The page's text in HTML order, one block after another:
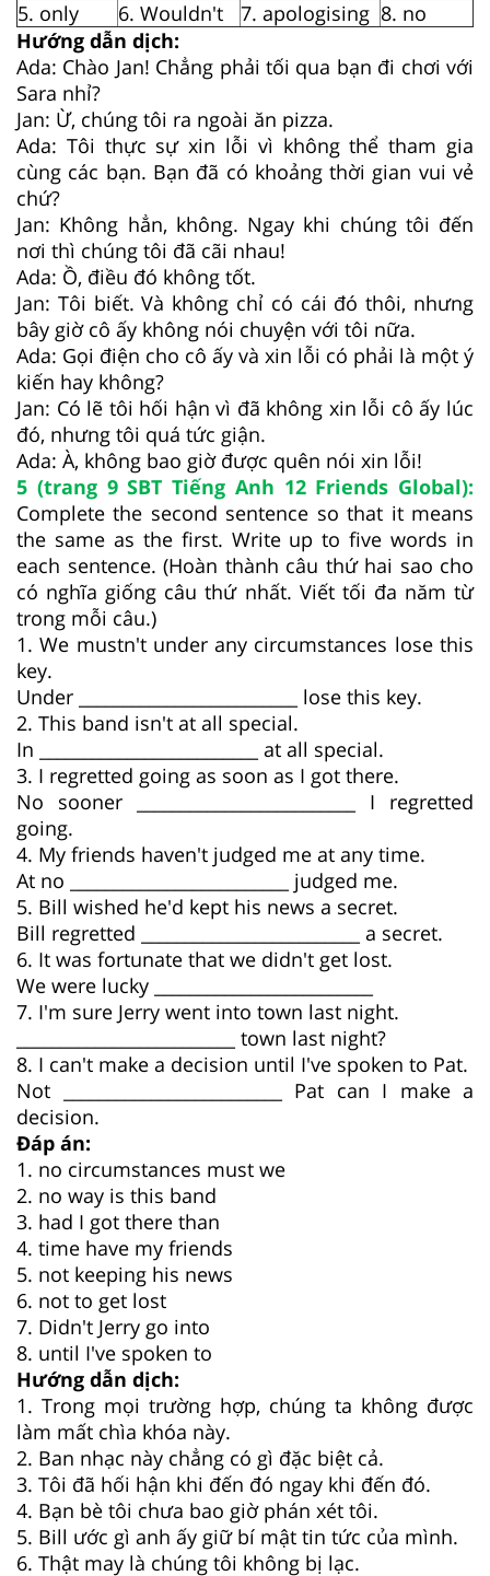
5. only
6. Wouldn't 7. apologising 8. no
Hướng dẫn dịch:
Ada: Chào Jan! Chẳng phải tối qua bạn đi chơi với
Sara nhỉ?
Jan: Ừ, chúng tôi ra ngoài ăn pizza.
Ada: Tôi thực sự xin lỗi vì không thể tham gia
cùng các bạn. Bạn đã có khoảng thời gian vui vẻ
chứ?
Jan: Không hẳn, không. Ngay khi chúng tôi đến
nơi thì chúng tôi đã cãi nhau!
Ada: Ồ, điều đó không tốt.
Jan: Tôi biết. Và không chỉ có cái đó thôi, nhưng
bây giờ cô ấy không nói chuyện với tôi nữa.
Ada: Gọi điện cho cô ấy và xin lỗi có phải là một ý
kiến hay không?
Jan: Có lẽ tôi hối hận vì đã không xin lỗi cô ấy lúc
đó, nhưng tôi quá tức giận.
Ada: À, không bao giờ được quên nói xin lỗi!
5 (trang 9 SBT Tiếng Anh 12 Friends Global):
Complete the second sentence so that it means
the same as the first. Write up to five words in
each sentence. (Hoàn thành câu thứ hai sao cho
có nghĩa giống câu thứ nhất. Viết tối đa năm từ
trong mỗi câu.)
1. We mustn't under any circumstances lose this
key.
Under _________________________ lose this key.
2. This band isn't at all special.
In _________________________ at all special.
3. I regretted going as soon as I got there.
No sooner _________________________ I regretted
going.
4. My friends haven't judged me at any time.
At no _________________________ judged me.
5. Bill wished he'd kept his news a secret.
Bill regretted _________________________ a secret.
6. It was fortunate that we didn't get lost.
We were lucky _________________________
7. I'm sure Jerry went into town last night.
_________________________ town last night?
8. I can't make a decision until I've spoken to Pat.
Not _________________________ Pat can I make a
decision.
Đáp án:
1. no circumstances must we
2. no way is this band
3. had I got there than
4. time have my friends
5. not keeping his news
6. not to get lost
7. Didn't Jerry go into
8. until I've spoken to
Hướng dẫn dịch:
1. Trong mọi trường hợp, chúng ta không được
làm mất chìa khóa này.
2. Ban nhạc này chẳng có gì đặc biệt cả.
3. Tôi đã hối hận khi đến đó ngay khi đến đó.
4. Bạn bè tôi chưa bao giờ phán xét tôi.
5. Bill ước gì anh ấy giữ bí mật tin tức của mình.
6. Thật may là chúng tôi không bị lạc.